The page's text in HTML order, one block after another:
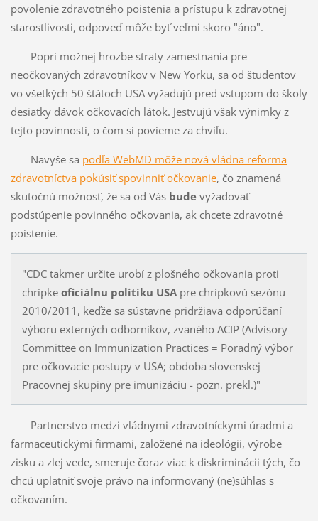
povolenie zdravotného poistenia a prístupu k zdravotnej
starostlivosti, odpoveď môže byť veľmi skoro "áno".
Popri možnej hrozbe straty zamestnania pre
neočkovaných zdravotníkov v New Yorku, sa od študentov
vo všetkých 50 štátoch USA vyžadujú pred vstupom do školy
desiatky dávok očkovacích látok. Jestvujú však výnimky z
tejto povinnosti, o čom si povieme za chvíľu.
Navyše sa podľa WebMD môže nová vládna reforma
zdravotníctva pokúsiť spovinniť očkovanie, čo znamená
skutočnú možnosť, že sa od Vás budevyžadovať
podstúpenie povinného očkovania, ak chcete zdravotné
poistenie.
"CDC takmer určite urobí z plošného očkovania proti
chrípke oficiálnu politiku USApre chrípkovú sezónu
2010/2011, keďže sa sústavne pridržiava odporúčaní
výboru externých odborníkov, zvaného ACIP (Advisory
Committee on Immunization Practices = Poradný výbor
pre očkovacie postupy v USA; obdoba slovenskej
Pracovnej skupiny pre imunizáciu - pozn. prekl.)"
Partnerstvo medzi vládnymi zdravotníckymi úradmi a
farmaceutickými firmami, založené na ideológii, výrobe
zisku a zlej vede, smeruje čoraz viac k diskriminácii tých, čo
chcú uplatniť svoje právo na informovaný (ne)súhlas s
očkovaním.